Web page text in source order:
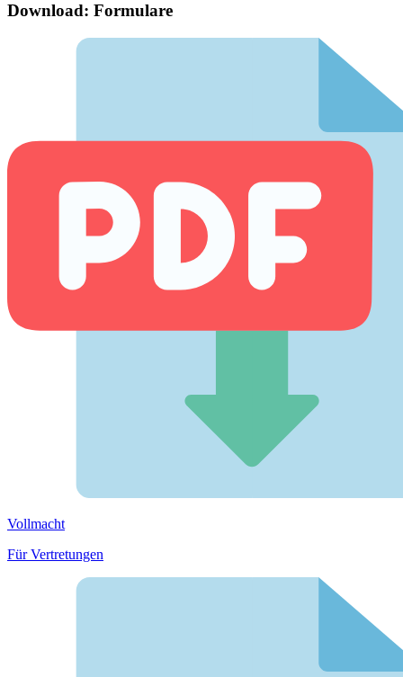
Download: Formulare
Vollmacht
Für Vertretungen